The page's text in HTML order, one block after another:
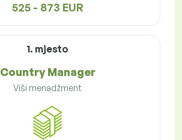
525 - 873 EUR
1. mjesto
Country Manager
Viši menadžment